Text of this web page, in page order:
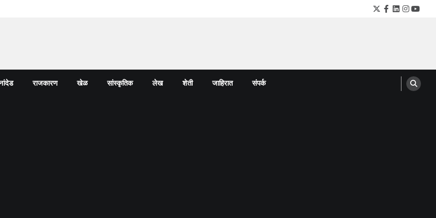
Twitter
Facebook
LinkedIn
राजकारण खेळ सांस्कृतिक लेख शेती जाहिरात संपर्क